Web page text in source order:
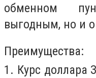
обменном
выгодным, но и
Преимущества:
1. Курс доллара